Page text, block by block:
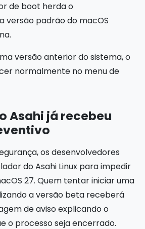
de boot herda o
padrão do macOS
versão anterior do sistema, o
normalmente no menu de
Asahi já recebeu
os desenvolvedores
do Asahi Linux para impedir
27. Quem tentar iniciar uma
a versão beta receberá
de aviso explicando o
o processo seja encerrado.